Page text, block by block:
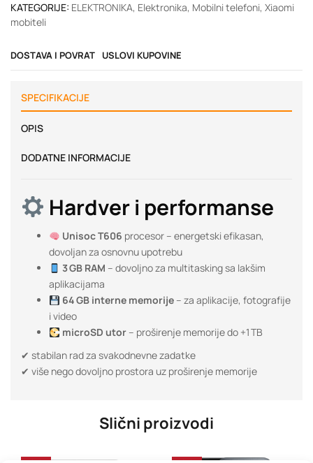
KATEGORIJE: ELEKTRONIKA, Elektronika, Mobilni telefoni, Xiaomi
mobiteli
DOSTAVA I POVRAT USLOVI KUPOVINE
SPECIFIKACIJE
OPIS
DODATNE INFORMACIJE
Hardver i performanse
Unisoc T606 procesor – energetski efikasan,
dovoljan za osnovnu upotrebu
3 GB RAM – dovoljno za multitasking sa lakšim
aplikacijama
64 GB interne memorije– za aplikacije, fotografije
i video
microSD utor– proširenje memorije do +1 TB
✔ stabilan rad za svakodnevne zadatke
✔ više nego dovoljno prostora uz proširenje memorije
Slični proizvodi